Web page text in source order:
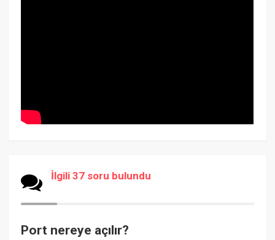
İlgili 37 soru bulundu
Port nereye açılır?